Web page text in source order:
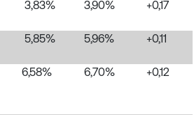
3,83% 3,90% +0,17
5,85% 5,96% +0,11
6,58% 6,70% +0,12